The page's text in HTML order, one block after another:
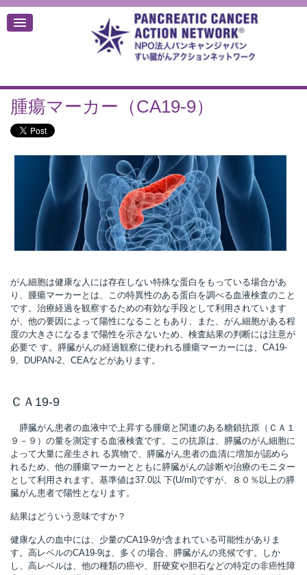
腫瘍マーカー（CA19-9）
がん細胞は健康な人には存在しない特殊な蛋白をもっている場合があ
り、腫瘍マーカーとは、この特異性のある蛋白を調べる血液検査のこと
です。治療経過を観察するための有効な手段として利用されています
が、他の要因によって陽性になることもあり、また、がん細胞がある程
度の大きさになるまで陽性を示さないため、検査結果の判断には注意が
必要で す。膵臓がんの経過観察に使われる腫瘍マーカーには、CA19-
9、DUPAN-2、CEAなどがあります。
ＣＡ19-9
膵臓がん患者の血液中で上昇する腫瘍と関連のある糖鎖抗原（ＣＡ１
９－９）の量を測定する血液検査です。この抗原は、膵臓のがん細胞に
よって大量に産生され る異物で、膵臓がん患者の血清に増加が認めら
れるため、他の腫瘍マーカーとともに膵臓がんの診断や治療のモニター
として利用されます。基準値は37.0以 下(U/ml)ですが、８０％以上の膵
臓がん患者で陽性となります。
結果はどういう意味ですか？
健康な人の血中には、少量のCA19-9が含まれている可能性がありま
す。高レベルのCA19-9は、多くの場合、膵臓がんの兆候です。しか
し、高レベルは、他の種類の癌や、肝硬変や胆石などの特定の非癌性障